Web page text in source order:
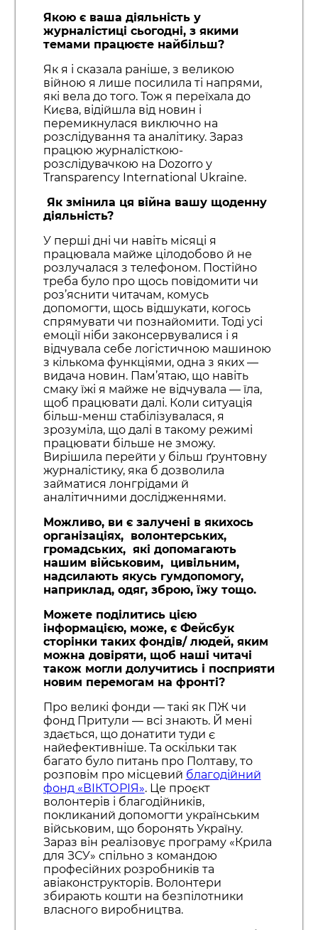
Якою є ваша діяльність у
журналістиці сьогодні, з якими
темами працюєте найбільш?
Як я і сказала раніше, з великою
війною я лише посилила ті напрями,
які вела до того. Тож я переїхала до
Києва, відійшла від новин і
перемикнулася виключно на
розслідування та аналітику. Зараз
працюю журналісткою-
розслідувачкою на Dozorro у
Transparency International Ukraine.
Як змінила ця війна вашу щоденну
діяльність?
У перші дні чи навіть місяці я
працювала майже цілодобово й не
розлучалася з телефоном. Постійно
треба було про щось повідомити чи
роз’яснити читачам, комусь
допомогти, щось відшукати, когось
спрямувати чи познайомити. Тоді усі
емоції ніби законсервувалися і я
відчувала себе логістичною машиною
з кількома функціями, одна з яких —
видача новин. Пам’ятаю, що навіть
смаку їжі я майже не відчувала — їла,
щоб працювати далі. Коли ситуація
більш-менш стабілізувалася, я
зрозуміла, що далі в такому режимі
працювати більше не зможу.
Вирішила перейти у більш ґрунтовну
журналістику, яка б дозволила
займатися лонгрідами й
аналітичними дослідженнями.
Можливо, ви є залучені в якихось
організаціях, волонтерських,
громадських, які допомагають
нашим військовим, цивільним,
надсилають якусь гумдопомогу,
наприклад, одяг, зброю, їжу тощо.
Можете поділитись цією
інформацією, може, є Фейсбук
сторінки таких фондів/ людей, яким
можна довіряти, щоб наші читачі
також могли долучитись і посприяти
новим перемогам на фронті?
Про великі фонди — такі як ПЖ чи
фонд Притули — всі знають. Й мені
здається, що донатити туди є
найефективніше. Та оскільки так
багато було питань про Полтаву, то
розповім про місцевий благодійний
фонд «ВІКТОРІЯ». Це проєкт
волонтерів і благодійників,
покликаний допомогти українським
військовим, що боронять Україну.
Зараз він реалізовує програму «Крила
для ЗСУ» спільно з командою
професійних розробників та
авіаконструкторів. Волонтери
збирають кошти на безпілотники
власного виробництва.